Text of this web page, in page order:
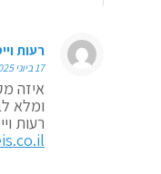
רעות
17 ביוני 2025 בשעה 17:50
איזה
ומלא
רעות